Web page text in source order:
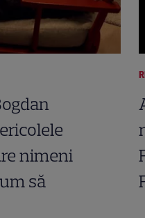
nimeni
să